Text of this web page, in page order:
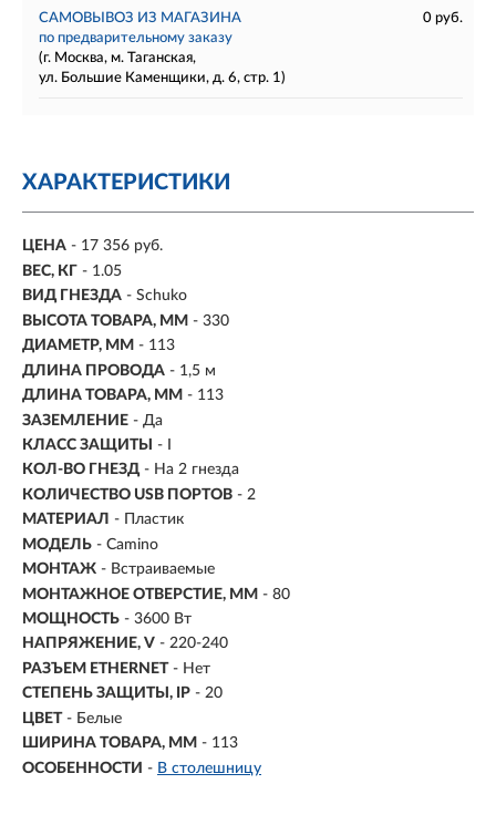
САМОВЫВОЗ ИЗ МАГАЗИНА
0 руб.
по предварительному заказу
(г. Москва, м. Таганская,
ул. Большие Каменщики, д. 6, стр. 1)
ХАРАКТЕРИСТИКИ
ЦЕНА - 17 356 руб.
ВЕС, КГ - 1.05
ВИД ГНЕЗДА - Schuko
ВЫСОТА ТОВАРА, ММ - 330
ДИАМЕТР, ММ - 113
ДЛИНА ПРОВОДА - 1,5 м
ДЛИНА ТОВАРА, ММ - 113
ЗАЗЕМЛЕНИЕ - Да
КЛАСС ЗАЩИТЫ
- I
КОЛ-ВО ГНЕЗД - На 2 гнезда
КОЛИЧЕСТВО USB ПОРТОВ - 2
МАТЕРИАЛ - Пластик
МОДЕЛЬ - Camino
МОНТАЖ - Встраиваемые
МОНТАЖНОЕ ОТВЕРСТИЕ, ММ - 80
МОЩНОСТЬ - 3600 Вт
НАПРЯЖЕНИЕ, V - 220-240
РАЗЪЕМ ETHERNET - Нет
СТЕПЕНЬ ЗАЩИТЫ, IP - 20
ЦВЕТ - Белые
ШИРИНА ТОВАРА, ММ - 113
ОСОБЕННОСТИ - В столешницу